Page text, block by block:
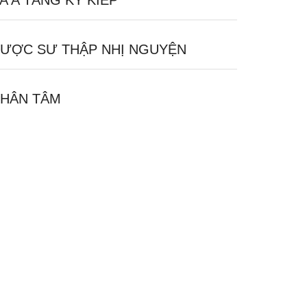
SƯ THẬP NHỊ NGUYỆN
TÂM